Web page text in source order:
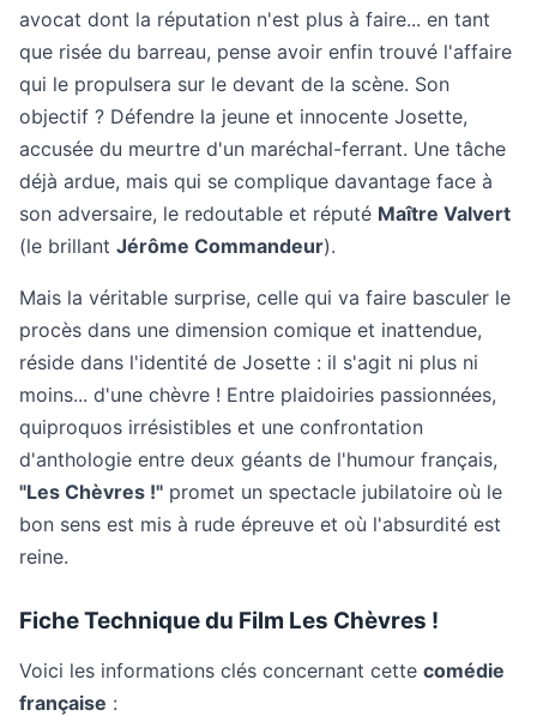
avocat dont la réputation n'est plus à faire... en tant
que risée du barreau, pense avoir enfin trouvé l'affaire
qui le propulsera sur le devant de la scène. Son
objectif ? Défendre la jeune et innocente Josette,
accusée du meurtre d'un maréchal-ferrant. Une tâche
déjà ardue, mais qui se complique davantage face à
son adversaire, le redoutable et réputé Maître Valvert
(le brillant Jérôme Commandeur).
Mais la véritable surprise, celle qui va faire basculer le
procès dans une dimension comique et inattendue,
réside dans l'identité de Josette : il s'agit ni plus ni
moins... d'une chèvre ! Entre plaidoiries passionnées,
quiproquos irrésistibles et une confrontation
d'anthologie entre deux géants de l'humour français,
"Les Chèvres !" promet un spectacle jubilatoire où le
bon sens est mis à rude épreuve et où l'absurdité est
reine.
Fiche Technique du Film Les Chèvres !
Voici les informations clés concernant cette comédie
française :